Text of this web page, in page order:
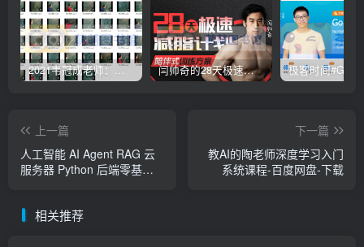
2021韦冠成老师：韦氏天星风水《秘传二十四山吉凶占断要法》 – 百度云盘 – 下载 闫帅奇的28天极速减脂计划 – 网盘分享 – 下载
上一篇
人工智能 AI Agent RAG 云
服务器 Python 后端零基础
下一篇
教AI的陶老师深度学习入门
系统课程-百度网盘-下载
相关推荐